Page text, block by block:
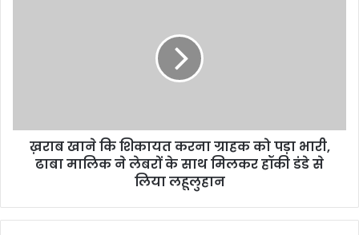
ख़राब खाने कि शिकायत करना ग्राहक को पड़ा भारी,
ढाबा मालिक ने लेबरों के साथ मिलकर हॉकी डंडे से
लिया लहूलुहान